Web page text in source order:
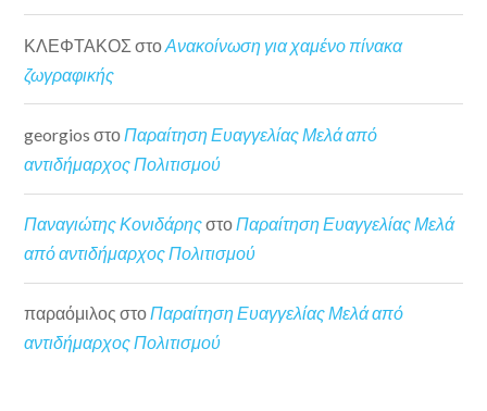
ΚΛΕΦΤΑΚΟΣ στοΑνακοίνωση για χαμένο πίνακα
ζωγραφικής
georgios στοΠαραίτηση Ευαγγελίας Μελά από
αντιδήμαρχος Πολιτισμού
Παναγιώτης ΚονιδάρηςστοΠαραίτηση Ευαγγελίας Μελά
από αντιδήμαρχος Πολιτισμού
παραόμιλος στοΠαραίτηση Ευαγγελίας Μελά από
αντιδήμαρχος Πολιτισμού